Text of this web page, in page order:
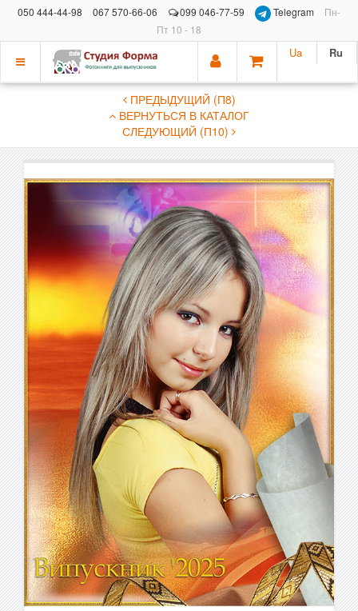
050 444-44-98 067 570-66-06 099 046-77-59 Telegram
Пн-
Пт 10 - 18
Показать
Ua Ru
ПРЕДЫДУЩИЙ (П8)
ВЕРНУТЬСЯ В КАТАЛОГ
СЛЕДУЮЩИЙ (П10)